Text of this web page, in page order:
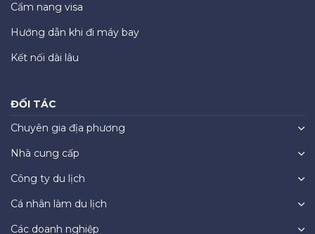
Cẩm nang visa
Hướng dẫn khi đi máy bay
Kết nối dài lâu
ĐỐI TÁC
Chuyên gia địa phương
Nhà cung cấp
Công ty du lịch
Cá nhân làm du lịch
Các doanh nghiệp